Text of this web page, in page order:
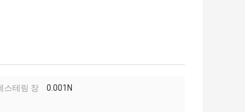
스테링 장
0.001N